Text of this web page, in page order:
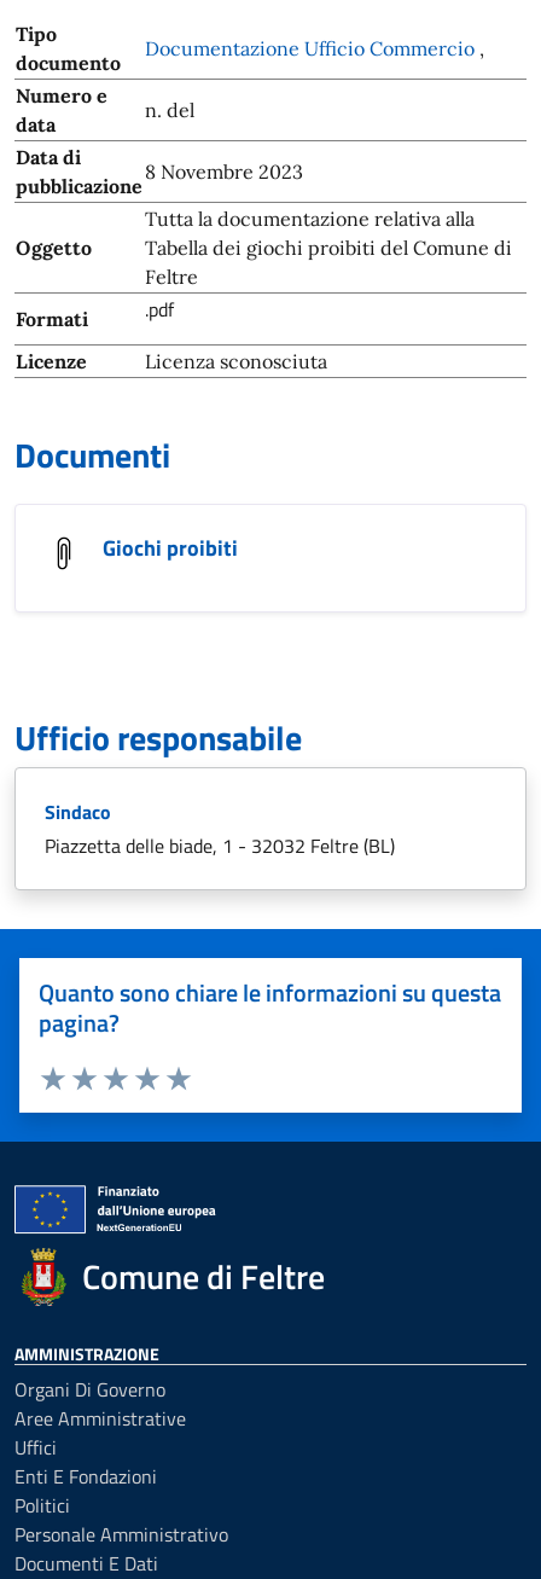
Tipo
documento
Documentazione Ufficio Commercio ,
Numero e
data
n. del
Data di
pubblicazione
8 Novembre 2023
Oggetto
Tutta la documentazione relativa alla
Tabella dei giochi proibiti del Comune di
Feltre
Formati
.pdf
Licenze Licenza sconosciuta
Documenti
Giochi proibiti
Ufficio responsabile
Sindaco
Piazzetta delle biade, 1 - 32032 Feltre (BL)
Quanto sono chiare le informazioni su questa
pagina?
Valuta 5 stelle su 5
Valuta 4 stelle su 5
Valuta 3 stelle su 5
Valuta 2 stelle su 5
Valuta 1 stelle su 5
Comune di Feltre
AMMINISTRAZIONE
Organi Di Governo
Aree Amministrative
Uffici
Enti E Fondazioni
Politici
Personale Amministrativo
Documenti E Dati